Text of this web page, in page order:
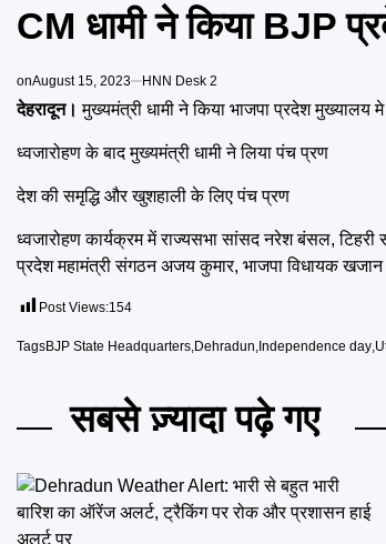
CM धामी ने किया BJP
onAugust 15, 2023 HNN Desk 2
देहरादून।मुख्यमंत्री धामी ने किया भाजपा प्रदेश मुख्यालय मे
ध्वजारोहण के बाद मुख्यमंत्री धामी ने लिया पंच प्रण
देश की समृद्धि और खुशहाली के लिए पंच प्रण
ध्वजारोहण कार्यक्रम में राज्यसभा सांसद नरेश बंसल, टिहरी
प्रदेश महामंत्री संगठन अजय कुमार, भाजपा विधायक खजान
Post Views:154
TagsBJP State Headquarters Dehradun Independence day
सबसे ज़्यादा पढ़े गए